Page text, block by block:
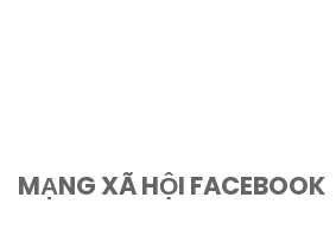
MẠNG XÃ HỘI FACEBOOK